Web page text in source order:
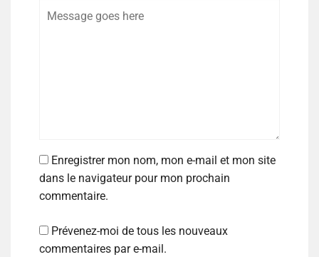
Enregistrer mon nom, mon e-mail et mon site
dans le navigateur pour mon prochain
commentaire.
Prévenez-moi de tous les nouveaux
commentaires par e-mail.